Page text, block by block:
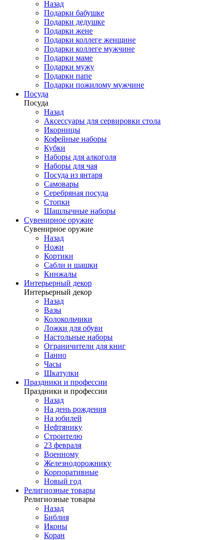
Назад
Подарки бабушке
Подарки дедушке
Подарки жене
Подарки коллеге женщине
Подарки коллеге мужчине
Подарки маме
Подарки мужу
Подарки папе
Подарки пожилому мужчине
Посуда
Посуда
Назад
Аксессуары для сервировки стола
Икорницы
Кофейные наборы
Кубки
Наборы для алкоголя
Наборы для чая
Посуда из янтаря
Самовары
Серебряная посуда
Стопки
Шашлычные наборы
Сувенирное оружие
Сувенирное оружие
Назад
Ножи
Кортики
Сабли и шашки
Кинжалы
Интерьерный декор
Интерьерный декор
Назад
Вазы
Колокольчики
Ложки для обуви
Настольные наборы
Ограничители для книг
Панно
Часы
Шкатулки
Праздники и профессии
Праздники и профессии
Назад
На день рождения
На юбилей
Нефтянику
Строителю
23 февраля
Военному
Железнодорожнику
Корпоративные
Новый год
Религиозные товары
Религиозные товары
Назад
Библия
Иконы
Коран